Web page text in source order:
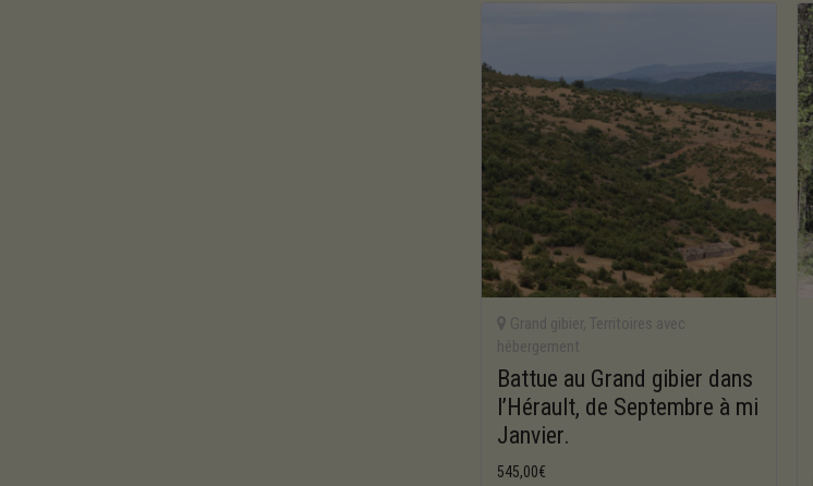
Grand gibier,Territoires avec
hébergement
Battue au Grand gibier dans
l’Hérault, de Septembre à mi
Janvier.
545,00€